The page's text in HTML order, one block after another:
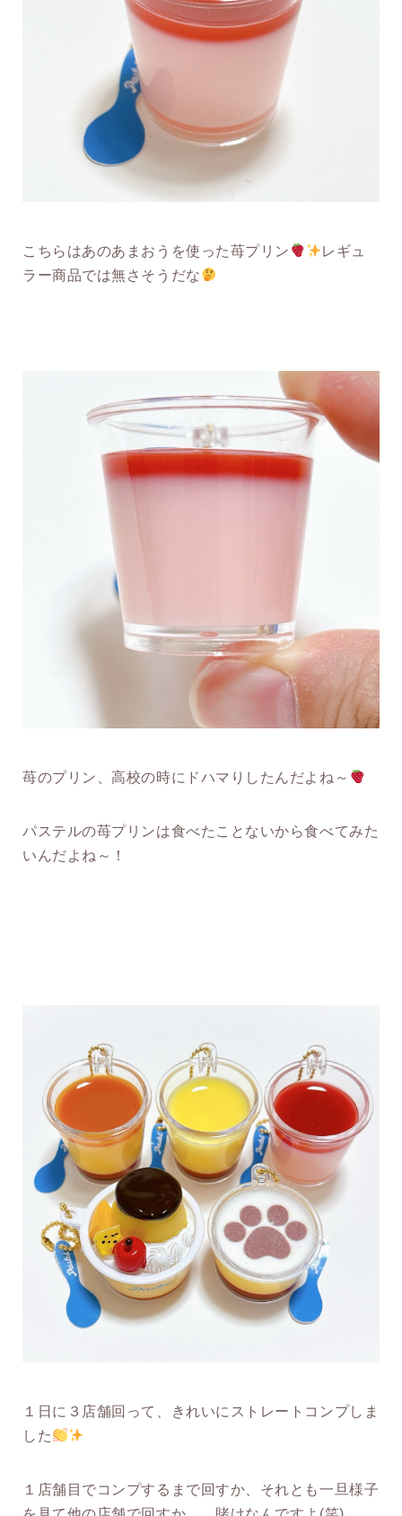
こちらはあのあまおうを使った苺プリン
レギュ
ラー商品では無さそうだな
苺のプリン、高校の時にドハマりしたんだよね～
パステルの苺プリンは食べたことないから食べてみた
いんだよね～！
１日に３店舗回って、きれいにストレートコンプしま
した
１店舗目でコンプするまで回すか、それとも一旦様子